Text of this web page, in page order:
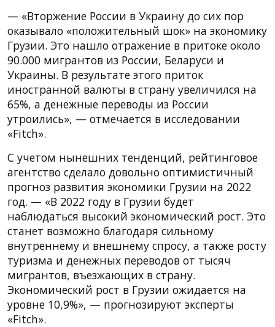
— «Вторжение России в Украину до сих пор
оказывало «положительный шок» на экономику
Грузии. Это нашло отражение в притоке около
90.000 мигрантов из России, Беларуси и
Украины. В результате этого приток
иностранной валюты в страну увеличился на
65%, а денежные переводы из России
утроились», — отмечается в исследовании
«Fitch».
С учетом нынешних тенденций, рейтинговое
агентство сделало довольно оптимистичный
прогноз развития экономики Грузии на 2022
год. — «В 2022 году в Грузии будет
наблюдаться высокий экономический рост. Это
станет возможно благодаря сильному
внутреннему и внешнему спросу, а также росту
туризма и денежных переводов от тысяч
мигрантов, въезжающих в страну.
Экономический рост в Грузии ожидается на
уровне 10,9%», — прогнозируют эксперты
«Fitch».